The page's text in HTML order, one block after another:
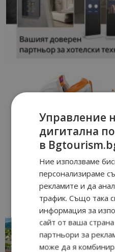
“Пощенска
11/07/
Управление
дигитална
в
Ние използваме
персонализираме
рекламите и да
трафик. Също така
информация за
сайт от ваша
партньори за
може да я